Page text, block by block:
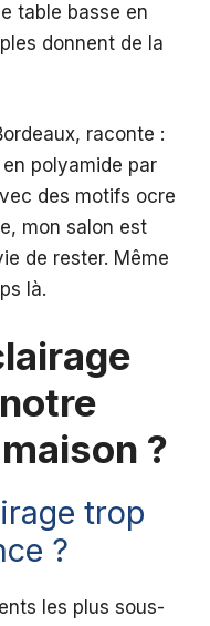
table basse en
donnent de la
raconte :
polyamide par
des motifs ocre
mon salon est
de rester. Même
là.
?
trop
?
les plus sous-